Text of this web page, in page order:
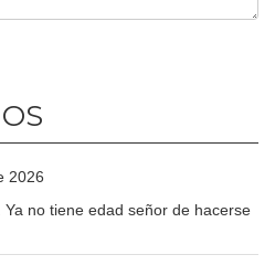
2026
no tiene edad señor de hacerse